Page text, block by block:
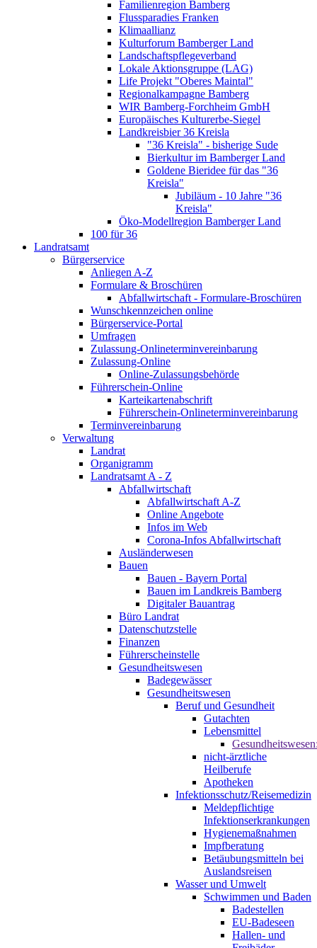
Familienregion Bamberg
Flussparadies Franken
Klimaallianz
Kulturforum Bamberger Land
Landschaftspflegeverband
Lokale Aktionsgruppe (LAG)
Life Projekt "Oberes Maintal"
Regionalkampagne Bamberg
WIR Bamberg-Forchheim GmbH
Europäisches Kulturerbe-Siegel
Landkreisbier 36 Kreisla
"36 Kreisla" - bisherige Sude
Bierkultur im Bamberger Land
Goldene Bieridee für das "36
Kreisla"
Jubiläum - 10 Jahre "36
Kreisla"
Öko-Modellregion Bamberger Land
100 für 36
Landratsamt
Bürgerservice
Anliegen A-Z
Formulare & Broschüren
Abfallwirtschaft - Formulare-Broschüren
Wunschkennzeichen online
Bürgerservice-Portal
Umfragen
Zulassung-Onlineterminvereinbarung
Zulassung-Online
Online-Zulassungsbehörde
Führerschein-Online
Karteikartenabschrift
Führerschein-Onlineterminvereinbarung
Terminvereinbarung
Verwaltung
Landrat
Organigramm
Landratsamt A - Z
Abfallwirtschaft
Abfallwirtschaft A-Z
Online Angebote
Infos im Web
Corona-Infos Abfallwirtschaft
Ausländerwesen
Bauen
Bauen - Bayern Portal
Bauen im Landkreis Bamberg
Digitaler Bauantrag
Büro Landrat
Datenschutzstelle
Finanzen
Führerscheinstelle
Gesundheitswesen
Badegewässer
Gesundheitswesen
Beruf und Gesundheit
Gutachten
Lebensmittel
nicht-ärztliche
Heilberufe
Apotheken
Infektionsschutz/Reisemedizin
Meldepflichtige
Infektionserkrankungen
Hygienemaßnahmen
Impfberatung
Betäubungsmitteln bei
Auslandsreisen
Wasser und Umwelt
Schwimmen und Baden
Badestellen
EU-Badeseen
Hallen- und